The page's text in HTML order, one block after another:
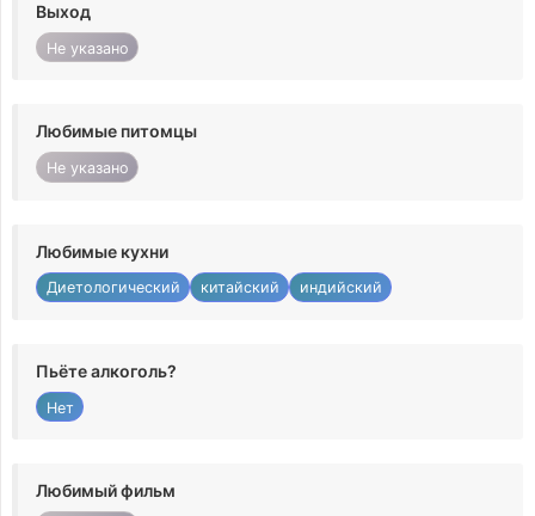
Выход
Не указано
Любимые питомцы
Не указано
Любимые кухни
Диетологический китайский индийский
Пьёте алкоголь?
Нет
Любимый фильм